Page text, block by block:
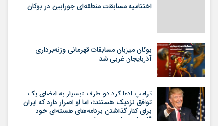
اختتامیه مسابقات منطقه‌ای جورابین در بوکان
بوکان میزبان مسابقات قهرمانی وزنه‌برداری
آذربایجان غربی شد
ترامپ ادعا کرد دو طرف «بسیار به امضای یک
توافق نزدیک هستند»، اما او اصرار دارد که ایران
برای کنار گذاشتن برنامه‌های هسته‌ای خود
گام‌های بیشتری بردارد